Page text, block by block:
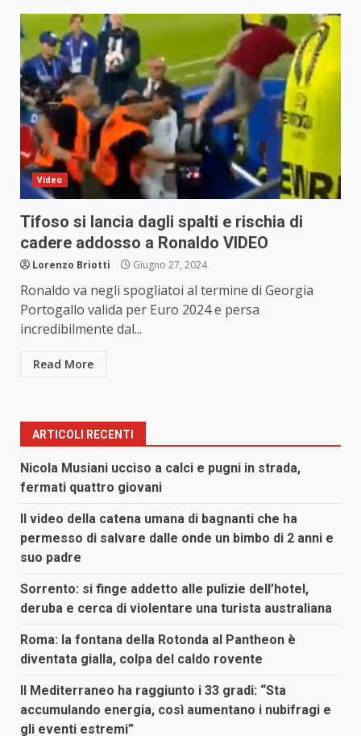
Video
Tifoso si lancia dagli spalti e rischia di
cadere addosso a Ronaldo VIDEO
Lorenzo Briotti Giugno 27, 2024
Ronaldo va negli spogliatoi al termine di Georgia
Portogallo valida per Euro 2024 e persa
incredibilmente dal...
Read More
ARTICOLI RECENTI
Nicola Musiani ucciso a calci e pugni in strada,
fermati quattro giovani
Il video della catena umana di bagnanti che ha
permesso di salvare dalle onde un bimbo di 2 anni e
suo padre
Sorrento: si finge addetto alle pulizie dell’hotel,
deruba e cerca di violentare una turista australiana
Roma: la fontana della Rotonda al Pantheon è
diventata gialla, colpa del caldo rovente
Il Mediterraneo ha raggiunto i 33 gradi: “Sta
accumulando energia, così aumentano i nubifragi e
gli eventi estremi”